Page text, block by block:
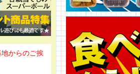
からのご挨